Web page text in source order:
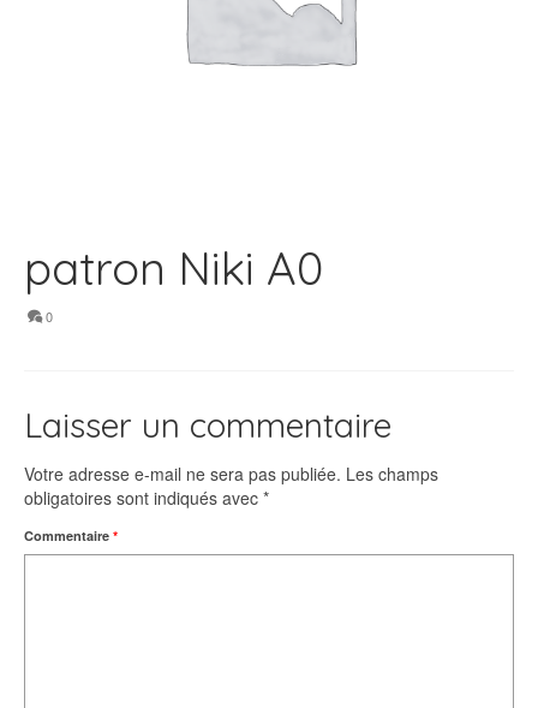
patron Niki A0
0
Laisser un commentaire
Votre adresse e-mail ne sera pas publiée. Les champs
obligatoires sont indiqués avec *
Commentaire *